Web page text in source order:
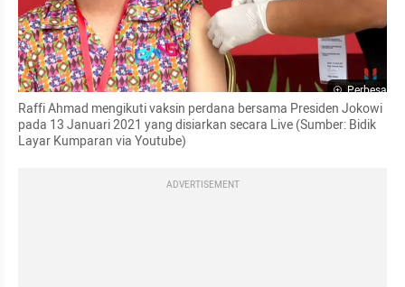
Perbesar
Raffi Ahmad mengikuti vaksin perdana bersama Presiden Jokowi
pada 13 Januari 2021 yang disiarkan secara Live (Sumber: Bidik
Layar Kumparan via Youtube)
ADVERTISEMENT